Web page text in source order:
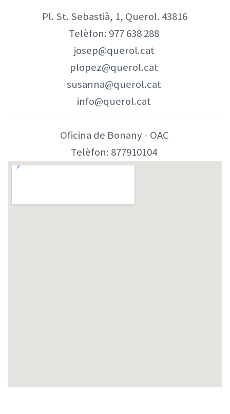
Pl. St. Sebastià, 1, Querol. 43816
Telèfon: 977 638 288
josep@querol.cat
plopez@querol.cat
susanna@querol.cat
info@querol.cat
Oficina de Bonany - OAC
Telèfon: 877910104